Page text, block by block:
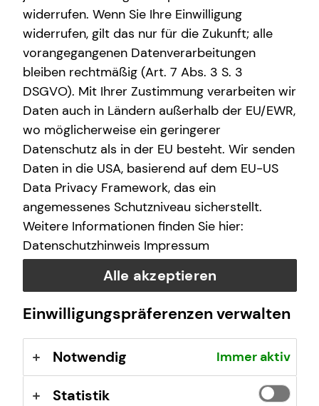
Ich bin Maschinenbauingenieur mit Leidenschaft für
effiziente Technik. Als selbstständiger Energieberater und
Finanzberater bei tecis begleite ich Menschen persönlich
auf dem Weg zu nachhaltigen Energie- und
Finanzlösungen.
Kamera läuft. Beratung auch.
Ich berate dich persönlich, direkt und unkompliziert –
ganz bequem per Video.
widerrufen. Wenn Sie Ihre Einwilligung
widerrufen, gilt das nur für die Zukunft; alle
vorangegangenen Datenverarbeitungen
bleiben rechtmäßig (Art. 7 Abs. 3 S. 3
DSGVO). Mit Ihrer Zustimmung verarbeiten wir
Daten auch in Ländern außerhalb der EU/EWR,
wo möglicherweise ein geringerer
Datenschutz als in der EU besteht. Wir senden
Daten in die USA, basierend auf dem EU-US
Data Privacy Framework, das ein
angemessenes Schutzniveau sicherstellt.
Weitere Informationen finden Sie hier:
Datenschutzhinweis Impressum
Alle akzeptieren
Einwilligungspräferenzen verwalten
Notwendig Immer aktiv
Statistik